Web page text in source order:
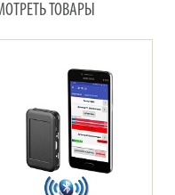
ТОВАРЫ